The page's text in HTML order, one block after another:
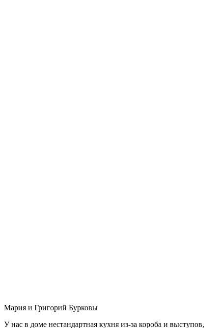
Мария и Григорий Бурковы
У нас в доме нестандартная кухня из-за короба и выступов,